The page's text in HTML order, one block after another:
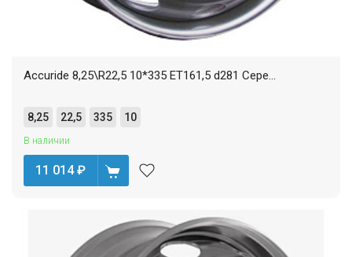
Accuride 8,25\R22,5 10*335 ET161,5 d281 Сере...
8,25 22,5 335 10
В наличии
11 014 ₽